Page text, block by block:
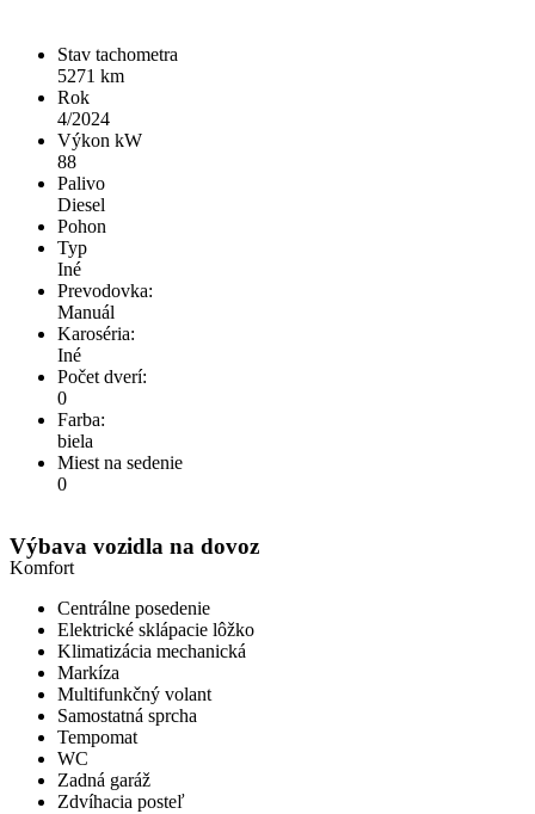
Stav tachometra
5271 km
Rok
4/2024
Výkon kW
88
Palivo
Diesel
Pohon
Typ
Iné
Prevodovka:
Manuál
Karoséria:
Iné
Počet dverí:
0
Farba:
biela
Miest na sedenie
0
Výbava vozidla na dovoz
Komfort
Centrálne posedenie
Elektrické sklápacie lôžko
Klimatizácia mechanická
Markíza
Multifunkčný volant
Samostatná sprcha
Tempomat
WC
Zadná garáž
Zdvíhacia posteľ